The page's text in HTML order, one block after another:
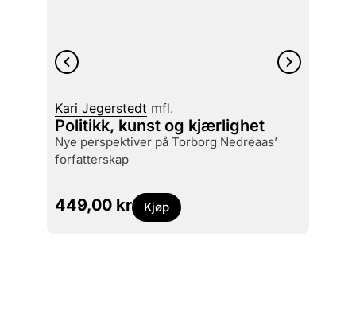
Kari Jegerstedt mfl.
Politikk, kunst og kjærlighet
nye perspektiver på Torborg Nedreaas’
forfatterskap
449,00 kr Kjøp